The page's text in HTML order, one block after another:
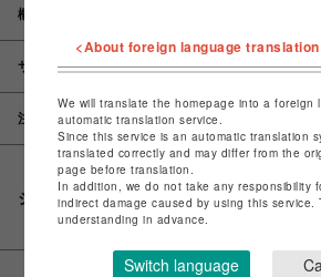
概要
サイズ
注意事項
シェアする
<About foreign language
We will translate the homepage into a foreign
automatic translation service.
Since this service is an automatic translation
translated correctly and may differ from the
page before translation.
In addition, we do not take any responsibility
indirect damage caused by using this service.
understanding in advance.
Switch language